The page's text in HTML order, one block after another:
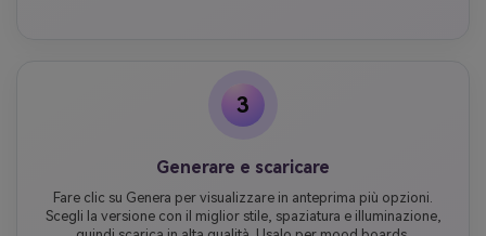
3
Generare e scaricare
Fare clic su Genera per visualizzare in anteprima più opzioni.
Scegli la versione con il miglior stile, spaziatura e illuminazione,